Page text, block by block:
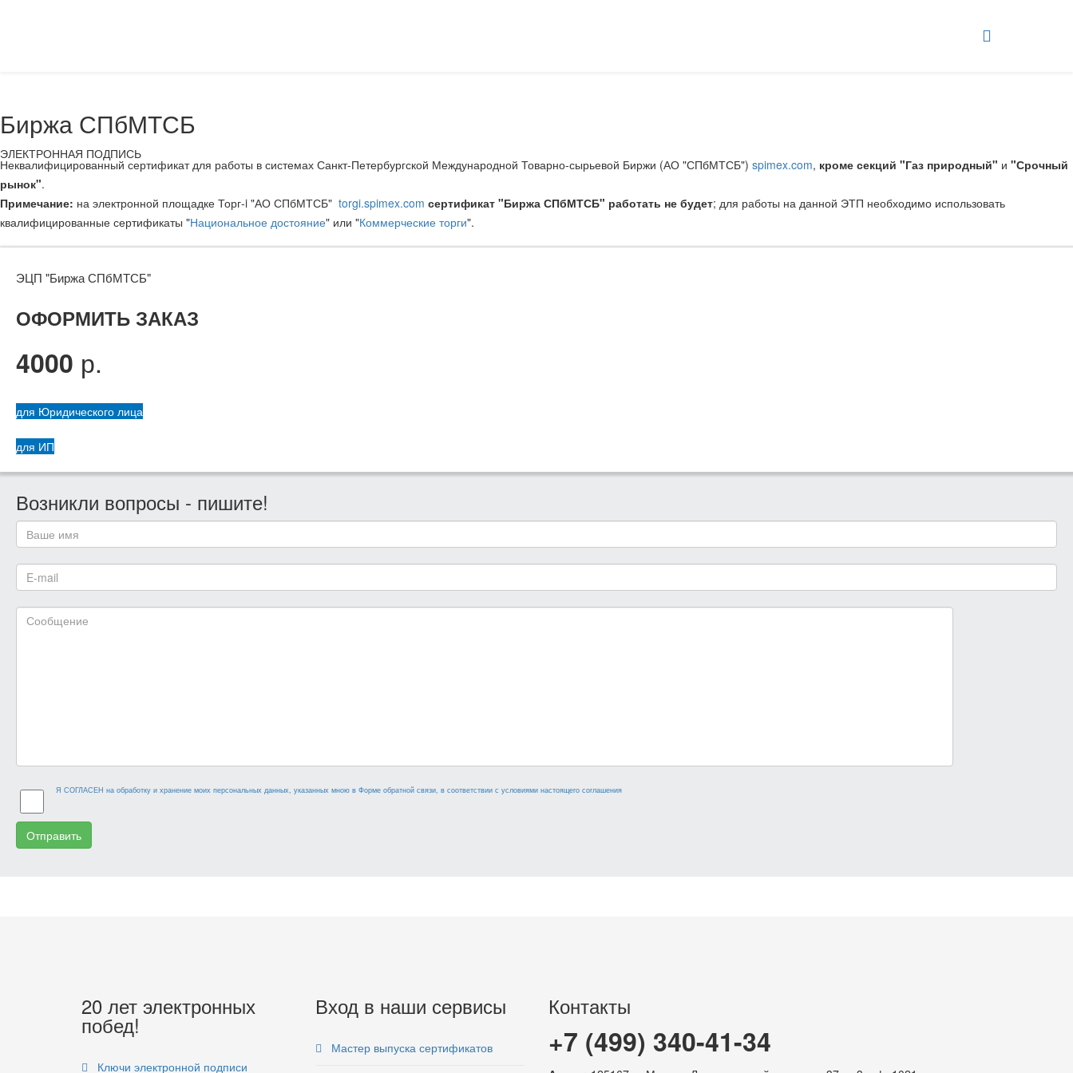
Биржа СПбМТСБ
ЭЛЕКТРОННАЯ ПОДПИСЬ
Неквалифицированный сертификат для работы в системах Санкт-Петербургской Международной Товарно-сырьевой Биржи (АО "СПбМТСБ") spimex.com, кроме секций "Газ природный" и "Срочный
рынок".
Примечание: на электронной площадке Торг-i "АО СПбМТСБ" torgi.spimex.com сертификат "Биржа СПбМТСБ" работать не будет; для работы на данной ЭТП необходимо использовать
квалифицированные сертификаты "Национальное достояние" или "Коммерческие торги".
ЭЦП "Биржа СПбМТСБ"
ОФОРМИТЬ ЗАКАЗ
4000 р.
для Юридического лица
для ИП
Возникли вопросы - пишите!
Я СОГЛАСЕН на обработку и хранение моих персональных данных, указанных мною в Форме обратной связи, в соответствии с условиями настоящего соглашения
Отправить
20 лет электронных
побед!
Ключи электронной подписи
Вход в наши сервисы
Мастер выпуска сертификатов
Контакты
+7 (499) 340-41-34